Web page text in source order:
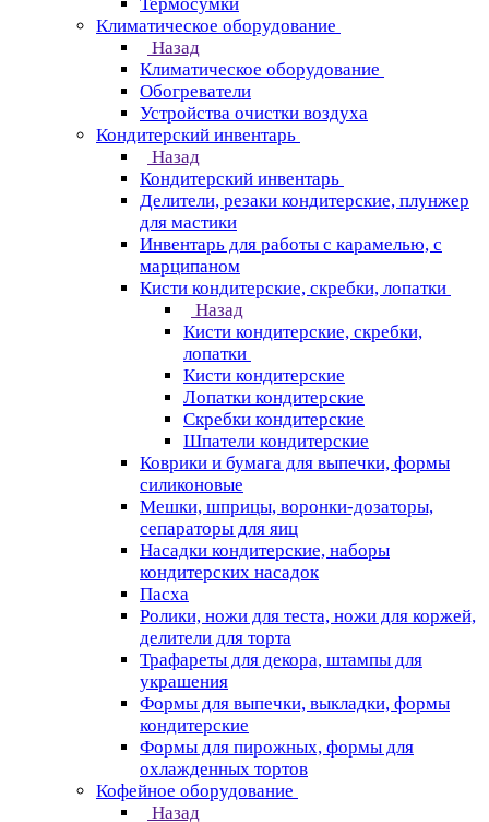
Климатическое оборудование
Назад
Климатическое оборудование
Обогреватели
Устройства очистки воздуха
Кондитерский инвентарь
Назад
Кондитерский инвентарь
Делители, резаки кондитерские, плунжер
для мастики
Инвентарь для работы с карамелью, с
марципаном
Кисти кондитерские, скребки, лопатки
Назад
Кисти кондитерские, скребки,
лопатки
Кисти кондитерские
Лопатки кондитерские
Скребки кондитерские
Шпатели кондитерские
Коврики и бумага для выпечки, формы
силиконовые
Мешки, шприцы, воронки-дозаторы,
сепараторы для яиц
Насадки кондитерские, наборы
кондитерских насадок
Пасха
Ролики, ножи для теста, ножи для коржей,
делители для торта
Трафареты для декора, штампы для
украшения
Формы для выпечки, выкладки, формы
кондитерские
Формы для пирожных, формы для
охлажденных тортов
Кофейное оборудование
Назад